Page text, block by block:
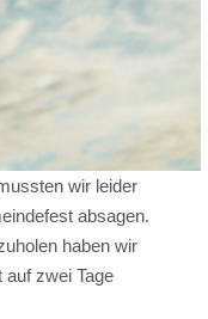
wir leider
absagen.
haben wir
zwei Tage